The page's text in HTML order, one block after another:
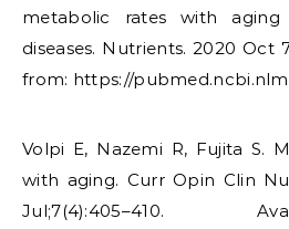
metabolic rates with
diseases. Nutrients. 2020 Oct
from: https://
Volpi E, Nazemi R, Fujita S.
with aging. Curr Opin Clin
Jul;7(4):405–410.